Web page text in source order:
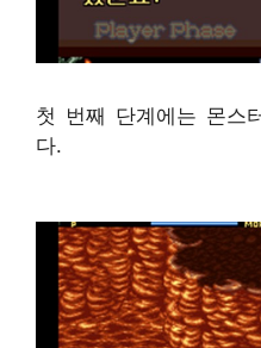
첫 번째 단계에는 몬스
다.